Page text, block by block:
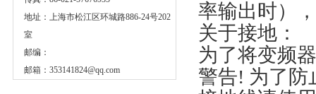
地址：上海市松江区环城路886-24号202
室
邮编：
邮箱： 353141824@qq.com
率输出时）
关于接地：
为了将变频
警告! 为了防